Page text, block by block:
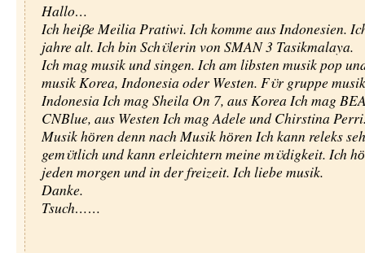
Hallo…
Ich heiβe Meilia Pratiwi. Ich komme aus Indonesien.
jahre alt. Ich bin Schϋlerin von SMAN 3 Tasikmalaya.
Ich mag musik und singen. Ich am libsten musik pop
musik Korea, Indonesia oder Westen. Fϋr gruppe
Indonesia Ich mag Sheila On 7, aus Korea Ich mag
CNBlue, aus Westen Ich mag Adele und Chirstina
Musik hӧren denn nach Musik hӧren Ich kann releks
gemϋtlich und kann erleichtern meine mϋdigkeit. Ich
jeden morgen und in der freizeit. Ich liebe musik.
Danke.
Tsuch……